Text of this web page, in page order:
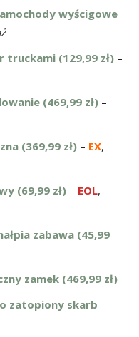
wyścigowe
truckami (129,99 zł) –
(469,99 zł) –
(369,99 zł) – EX,
(69,99 zł) – EOL,
zabawa (45,99
zamek (469,99 zł)
zatopiony skarb